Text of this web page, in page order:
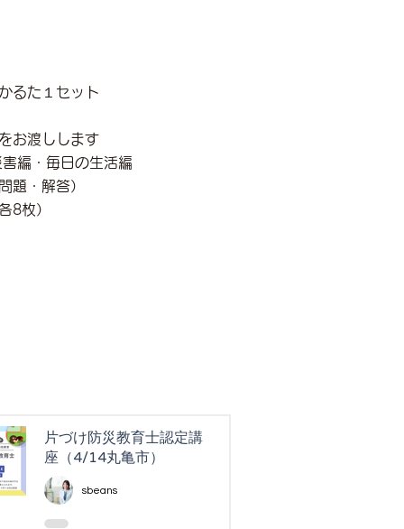
るた１セット
お渡しします
編・毎日の生活編
題・解答）
8枚）
片づけ防災教育士認定講
座（4/14丸亀市）
sbeans